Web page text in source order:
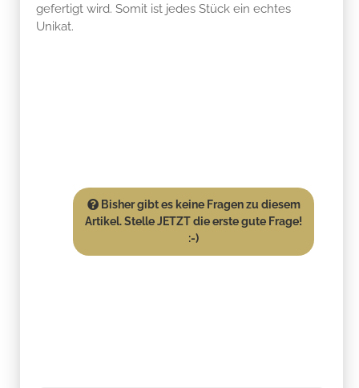
gefertigt wird. Somit ist jedes Stück ein echtes
Unikat.
Bisher gibt es keine Fragen zu diesem
Artikel. Stelle JETZT die erste gute Frage!
:-)